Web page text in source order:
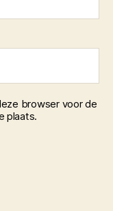
browser voor de
plaats.